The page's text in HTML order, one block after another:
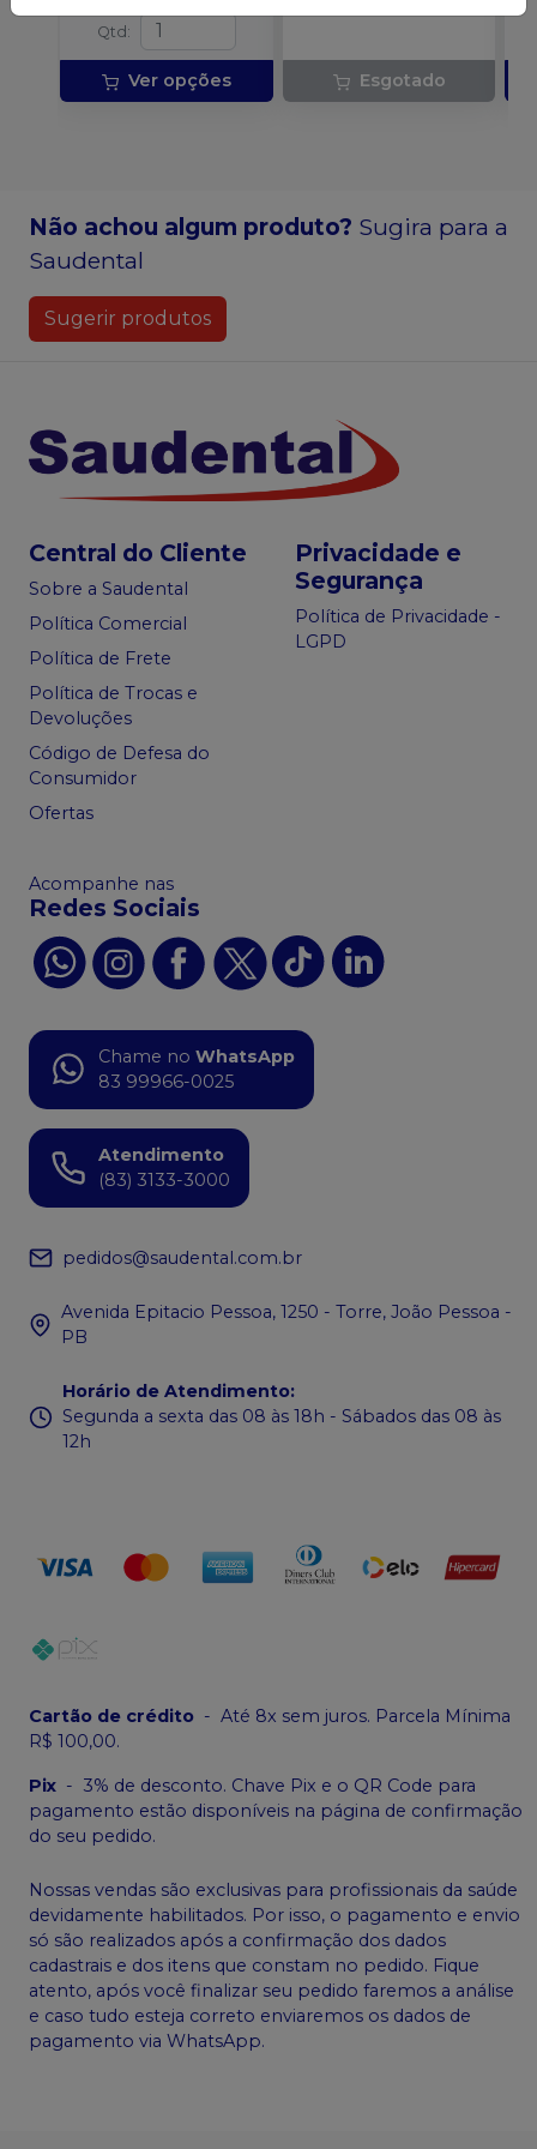
Qtd :
Ver opções Esgotado
Não achou algum produto? Sugira para a
Saudental
Sugerir produtos
Central do Cliente
Sobre a Saudental
Política Comercial
Política de Frete
Política de Trocas e
Devoluções
Código de Defesa do
Consumidor
Ofertas
Privacidade e
Segurança
Política de Privacidade -
LGPD
Acompanhe nas
Redes Sociais
Chame no WhatsApp
83 99966-0025
Atendimento
(83) 3133-3000
pedidos@saudental.com.br
Avenida Epitacio Pessoa, 1250 - Torre, João Pessoa -
PB
Horário de Atendimento:
Segunda a sexta das 08 às 18h - Sábados das 08 às
12h
Cartão de crédito - Até 8x sem juros. Parcela Mínima
R$ 100,00.
Pix - 3% de desconto. Chave Pix e o QR Code para
pagamento estão disponíveis na página de confirmação
do seu pedido.
Nossas vendas são exclusivas para profissionais da saúde
devidamente habilitados. Por isso, o pagamento e envio
só são realizados após a confirmação dos dados
cadastrais e dos itens que constam no pedido. Fique
atento, após você finalizar seu pedido faremos a análise
e caso tudo esteja correto enviaremos os dados de
pagamento via WhatsApp.